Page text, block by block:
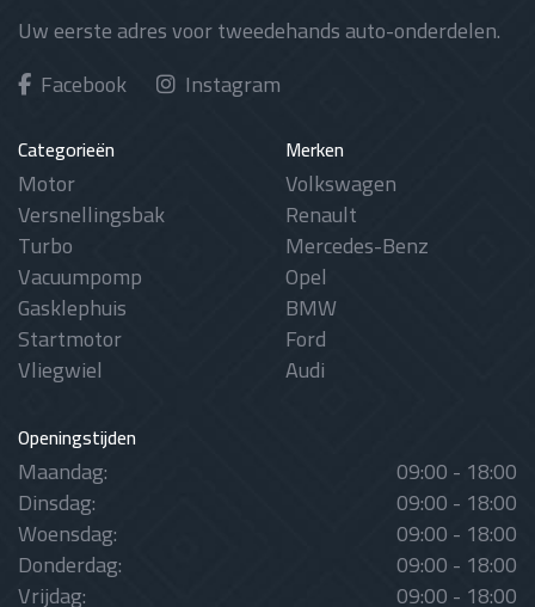
Uw eerste adres voor tweedehands auto-onderdelen.
Facebook
Instagram
Categorieën
Motor
Versnellingsbak
Turbo
Vacuumpomp
Gasklephuis
Startmotor
Vliegwiel
Merken
Volkswagen
Renault
Mercedes-Benz
Opel
BMW
Ford
Audi
Openingstijden
Maandag: 09:00 - 18:00
Dinsdag: 09:00 - 18:00
Woensdag: 09:00 - 18:00
Donderdag: 09:00 - 18:00
Vrijdag: 09:00 - 18:00